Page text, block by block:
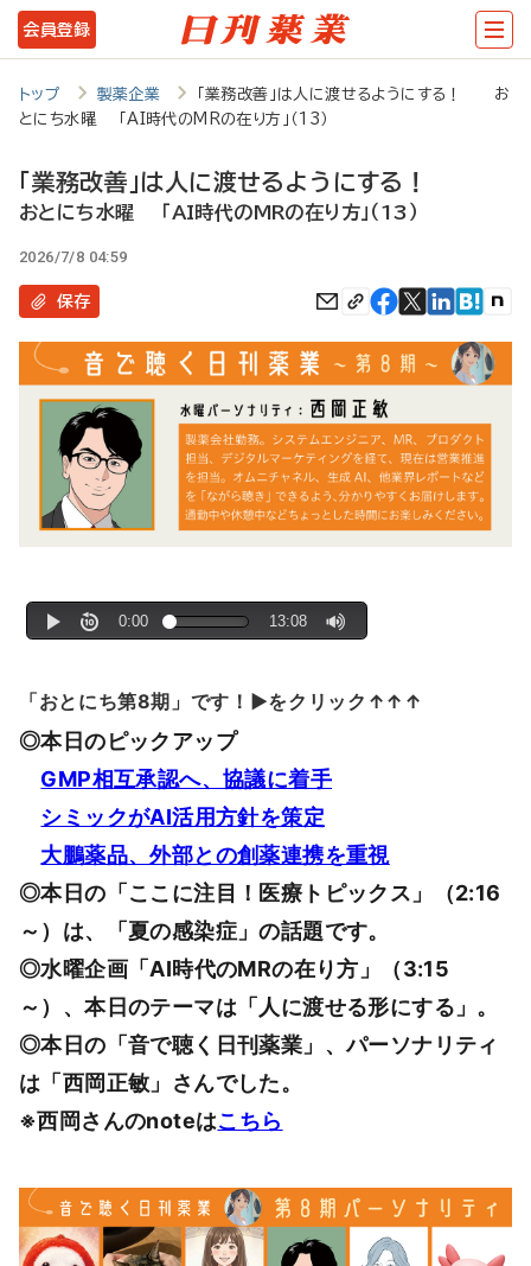
メ
イ
テ
ツ
に
会員登録
トップ 製薬企業
「業務改善」は人に渡せるようにする！ お
とにち水曜 「AI時代のMRの在り方」（13）
「業務改善」は人に渡せるようにする！
おとにち水曜 「AI時代のMRの在り方」（13）
2026/7/8 04:59
保存
「おとにち第8期」です！▶をクリック↑↑↑
◎本日のピックアップ
GMP相互承認へ、協議に着手
シミックがAI活用方針を策定
大鵬薬品、外部との創薬連携を重視
◎本日の「ここに注目！医療トピックス」（2:16
～）は、「夏の感染症」の話題です。
◎水曜企画「AI時代のMRの在り方」（3:15
～）、本日のテーマは「人に渡せる形にする」。
◎本日の「音で聴く日刊薬業」、パーソナリティ
は「西岡正敏」さんでした。
※西岡さんのnoteはこちら